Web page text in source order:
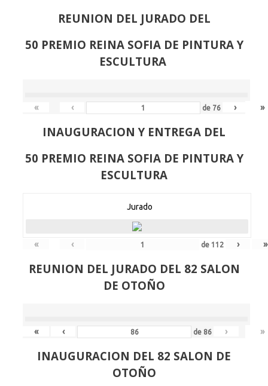
REUNION DEL JURADO DEL
50 PREMIO REINA SOFIA DE PINTURA Y
ESCULTURA
« ‹ de 76 › »
INAUGURACION Y ENTREGA DEL
50 PREMIO REINA SOFIA DE PINTURA Y
ESCULTURA
Jurado
« ‹ de112 › »
REUNION DEL JURADO DEL 82 SALON
DE OTOÑO
« ‹ de 86 › »
INAUGURACION DEL 82 SALON DE
OTOÑO